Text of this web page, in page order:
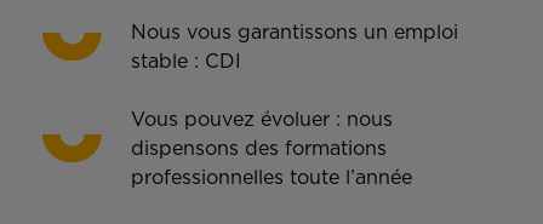
Nous vous garantissons un emploi
stable : CDI
Vous pouvez évoluer : nous
dispensons des formations
professionnelles toute l’année